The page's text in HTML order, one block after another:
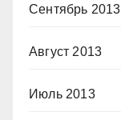
Сентябрь 2013
Август 2013
Июль 2013